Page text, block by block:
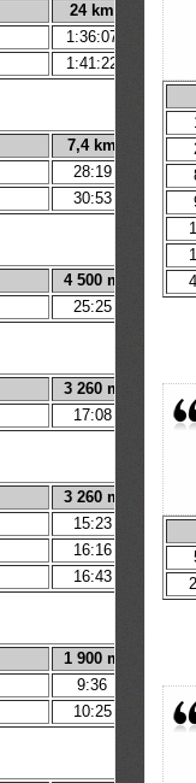
24 km
1:36:07
1:41:22
7,4 km
28:19
30:53
4 500 m
25:25
3 260 m
17:08
3 260 m
15:23
16:16
16:43
1 900 m
9:36
10:25